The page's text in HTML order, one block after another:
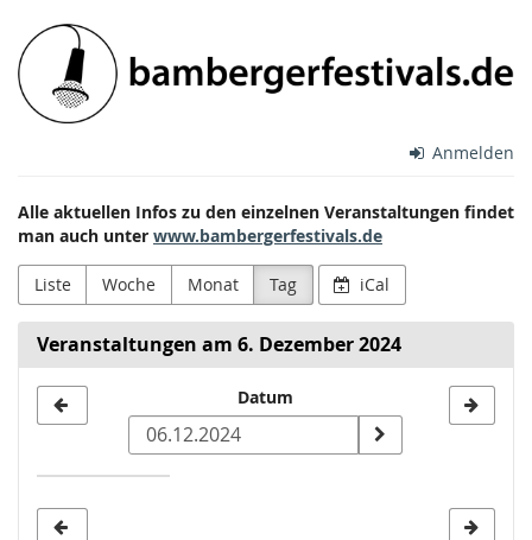
Zum
Haupt-
Inhalt
springen
Bamberger
Festivals
e.V.
Anmelden
Alle aktuellen Infos zu den einzelnen Veranstaltungen findet
man auch unter www.bambergerfestivals.de
Liste Woche Monat Tag iCal
Veranstaltungen am 6. Dezember 2024
zur
Anzeige
Datum